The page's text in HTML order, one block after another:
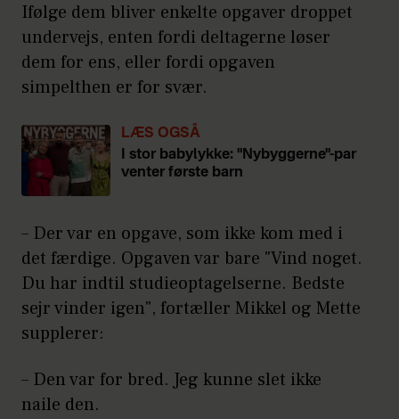
Ifølge dem bliver enkelte opgaver droppet
undervejs, enten fordi deltagerne løser
dem for ens, eller fordi opgaven
simpelthen er for svær.
LÆS OGSÅ
I stor babylykke: "Nybyggerne"-par
venter første barn
– Der var en opgave, som ikke kom med i
det færdige. Opgaven var bare "Vind noget.
Du har indtil studieoptagelserne. Bedste
sejr vinder igen", fortæller Mikkel og Mette
supplerer:
– Den var for bred. Jeg kunne slet ikke
naile den.